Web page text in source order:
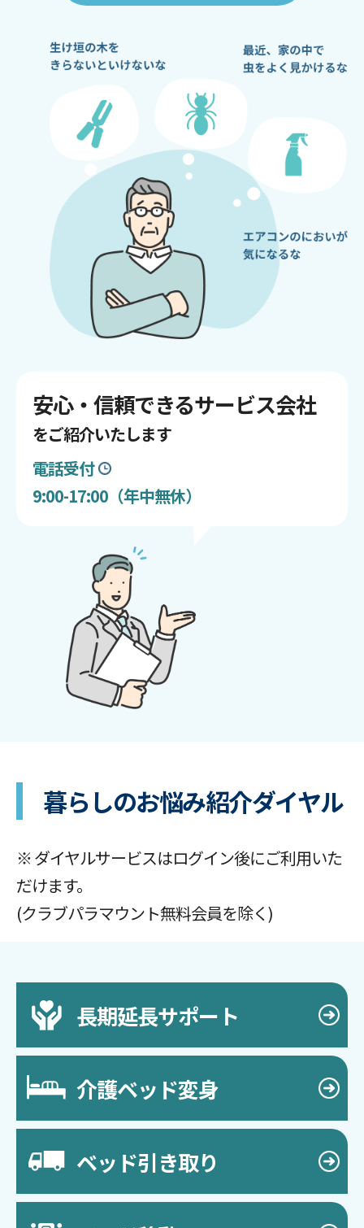
安心・信頼できるサービス会社
をご紹介いたします
電話受付
9:00-17:00（年中無休）
暮らしのお悩み紹介ダイヤル
※ ダイヤルサービスはログイン後にご利用いた
だけます。
(クラブパラマウント無料会員を除く)
長期延長サポート
介護ベッド変身
ベッド引き取り